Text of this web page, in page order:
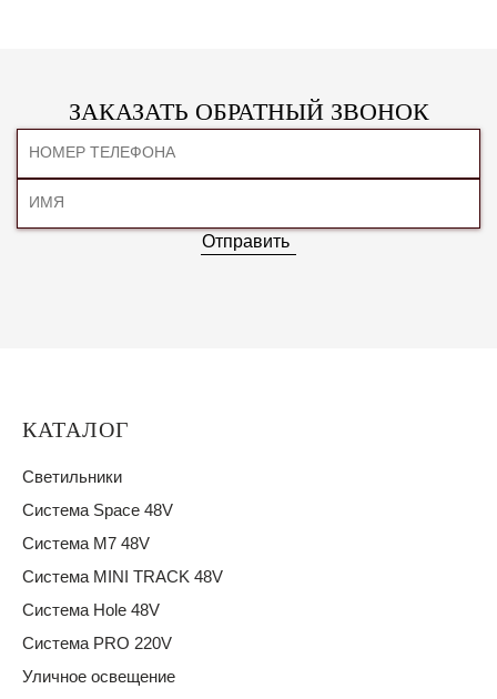
ЗАКАЗАТЬ ОБРАТНЫЙ ЗВОНОК
Отправить
КАТАЛОГ
Светильники
Система Space 48V
Система M7 48V
Система MINI TRACK 48V
Система Hole 48V
Система PRO 220V
Уличное освещение